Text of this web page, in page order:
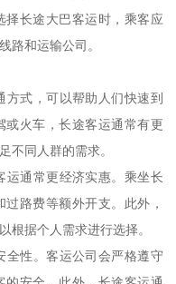
择长途大巴客运时，乘客应
路和运输公司。
式，可以帮助人们快速到
或火车，长途客运通常有更
不同人群的需求。
运通常更经济实惠。乘坐长
路费等额外开支。此外，
根据个人需求进行选择。
全性。客运公司会严格遵守